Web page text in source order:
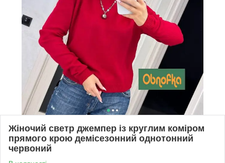
Жіночий светр джемпер із круглим коміром
прямого крою демісезонний однотонний
червоний